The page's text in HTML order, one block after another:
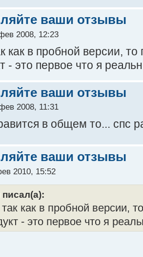
ваши отзывы
2008, 12:23
как в пробной версии, то
- это первое что я
ваши отзывы
2008, 11:31
в общем то... спс
ваши отзывы
2010, 15:52
как в пробной версии,
- это первое что я